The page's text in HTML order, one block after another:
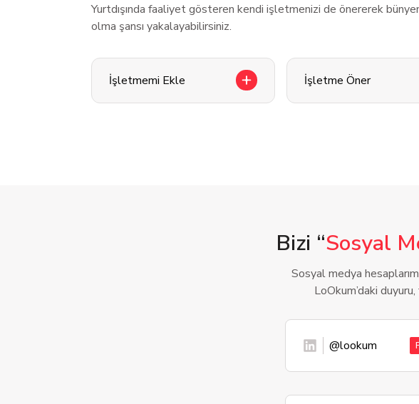
Yurtdışında faaliyet gösteren kendi işletmenizi de önererek
olma şansı yakalayabilirsiniz.
İşletmemi Ekle İşletme Öner
Bizi “Sosyal
Sosyal medya
LoOkum’daki
@lookum